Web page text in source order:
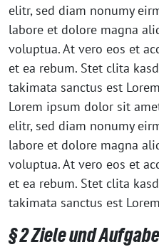
elitr, sed diam nonumy
labore et dolore magna
voluptua. At vero eos et
et ea rebum. Stet clita
takimata sanctus est
Lorem ipsum dolor sit
elitr, sed diam nonumy
labore et dolore magna
voluptua. At vero eos et
et ea rebum. Stet clita
takimata sanctus est
§ 2 Ziele und